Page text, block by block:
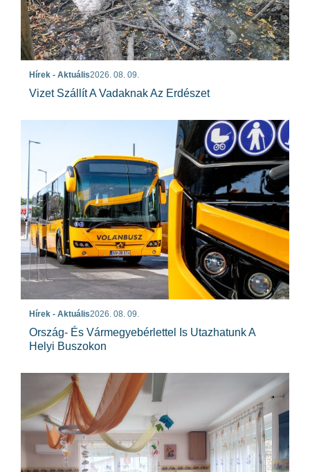
Hírek - Aktuális2026. 08. 09.
Vizet Szállít A Vadaknak Az Erdészet
Hírek - Aktuális2026. 08. 09.
Ország- És Vármegyebérlettel Is Utazhatunk A
Helyi Buszokon